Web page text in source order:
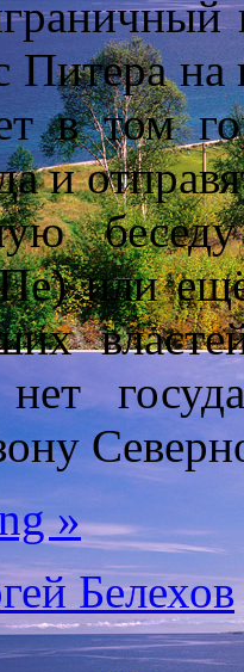
Питера
в том
и
или
»
Белехов